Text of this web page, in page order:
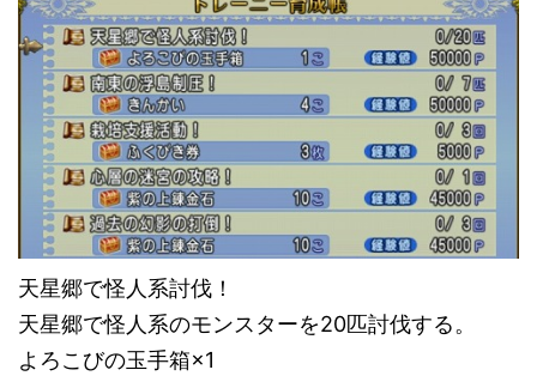
天星郷で怪人系討伐！
天星郷で怪人系のモンスターを20匹討伐する。
よろこびの玉手箱×1